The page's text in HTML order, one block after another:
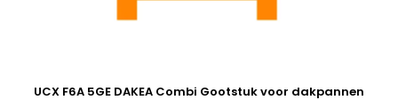
UCX F6A 5GE DAKEA Combi Gootstuk voor dakpannen